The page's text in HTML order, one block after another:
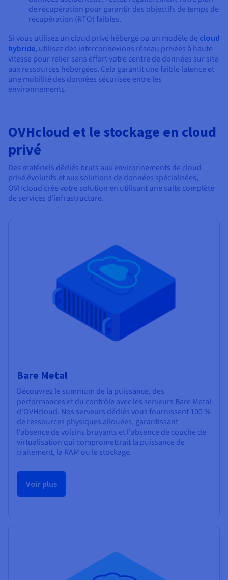
de récupération pour garantir des objectifs de temps de
récupération (RTO) faibles.
Si vous utilisez un cloud privé hébergé ou un modèle de cloud
hybride, utilisez des interconnexions réseau privées à haute
vitesse pour relier sans effort votre centre de données sur site
aux ressources hébergées. Cela garantit une faible latence et
une mobilité des données sécurisée entre les
environnements.
OVHcloud et le stockage en cloud
privé
Des matériels dédiés bruts aux environnements de cloud
privé évolutifs et aux solutions de données spécialisées,
OVHcloud crée votre solution en utilisant une suite complète
de services d'infrastructure.
Bare Metal
Découvrez le summum de la puissance, des
performances et du contrôle avec les serveurs Bare Metal
d'OVHcloud. Nos serveurs dédiés vous fournissent 100 %
de ressources physiques allouées, garantissant
l'absence de voisins bruyants et l'absence de couche de
virtualisation qui compromettrait la puissance de
traitement, la RAM ou le stockage.
Voir plus